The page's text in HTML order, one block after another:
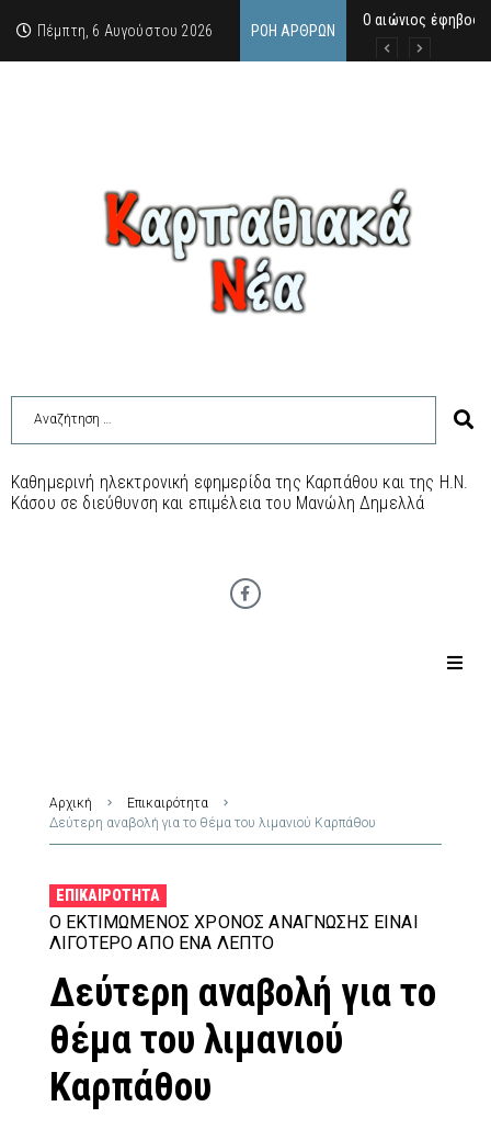
Πέμπτη, 6 Αυγούστου 2026 ΡΟΉ ΆΡΘΡΩΝ
Ο αιώνιος έφηβος
Δικαστική
Άμεση
Καθημερινή ηλεκτρονική εφημερίδα της Καρπάθου και της Η.Ν.
Κάσου σε διεύθυνση και επιμέλεια του Μανώλη Δημελλά
Αρχική
Επικαιρότητα
Δεύτερη αναβολή για το θέμα του λιμανιού Καρπάθου
ΕΠΙΚΑΙΡΌΤΗΤΑ
Ο ΕΚΤΙΜΏΜΕΝΟΣ ΧΡΌΝΟΣ ΑΝΆΓΝΩΣΗΣ ΕΊΝΑΙ
ΛΙΓΌΤΕΡΟ ΑΠΌ ΈΝΑ ΛΕΠΤΌ
Δεύτερη αναβολή για το
θέμα του λιμανιού
Καρπάθου